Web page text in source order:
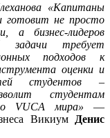
«Капитаны
готовит не просто
а бизнес-лидеров
задачи требует
подходов к
оценки и
студентов –
студентам
VUCA мира» —
Викиум
Денис